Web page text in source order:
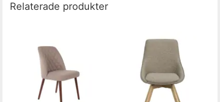
Relaterade produkter